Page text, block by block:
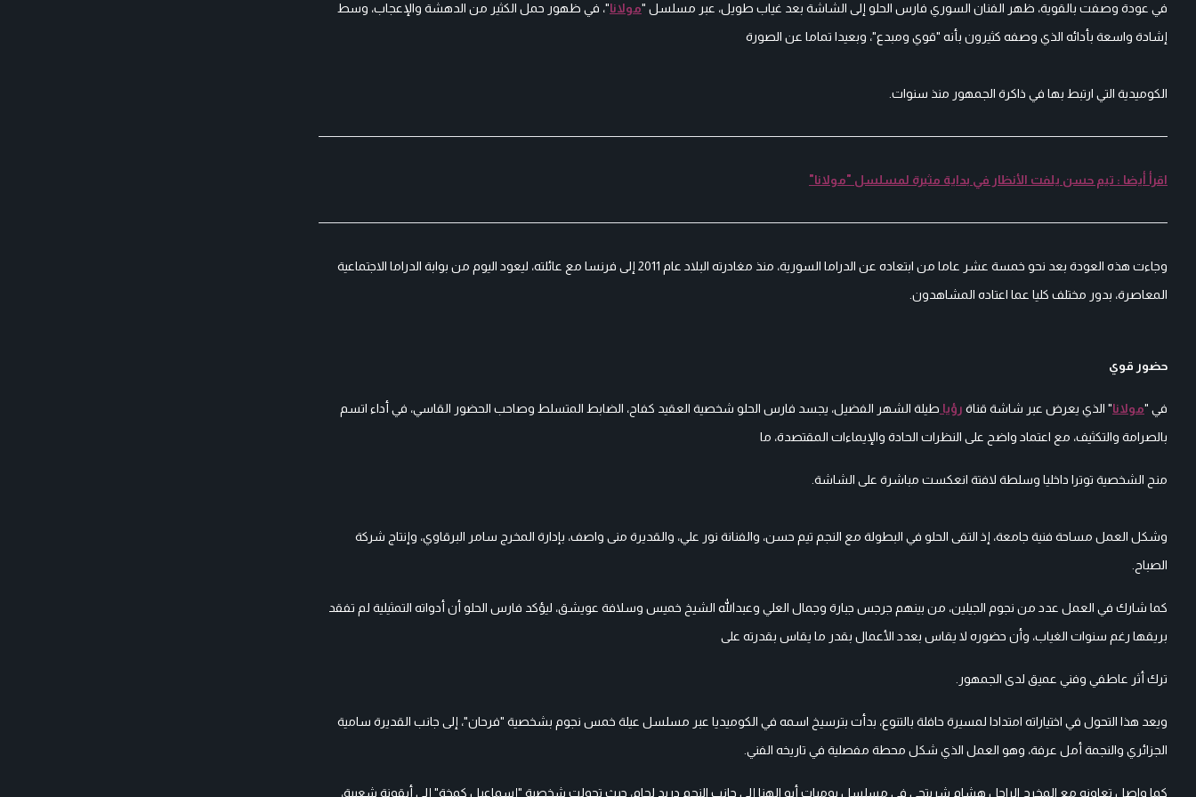
في عودة وصفت بالقوية، ظهر الفنان السوري فارس الحلو إلى الشاشة بعد غياب طويل، عبر مسلسل "مولانا"، في ظهور حمل الكثير من الدهشة والإعجاب، وسط
إشادة واسعة بأدائه الذي وصفه كثيرون بأنه "قوي ومبدع"، وبعيدا تماما عن الصورة
الكوميدية التي ارتبط بها في ذاكرة الجمهور منذ سنوات.
اقرأ أيضا : تيم حسن يلفت الأنظار في بداية مثيرة لمسلسل "مولانا"
وجاءت هذه العودة بعد نحو خمسة عشر عاما من ابتعاده عن الدراما السورية، منذ مغادرته البلاد عام 2011 إلى فرنسا مع عائلته، ليعود اليوم من بوابة الدراما الاجتماعية
المعاصرة، بدور مختلف كليا عما اعتاده المشاهدون.
حضور قوي
في "مولانا" الذي يعرض عبر شاشة قناة رؤيا طيلة الشهر الفضيل، يجسد فارس الحلو شخصية العقيد كفاح، الضابط المتسلط وصاحب الحضور القاسي، في أداء اتسم
بالصرامة والتكثيف، مع اعتماد واضح على النظرات الحادة والإيماءات المقتصدة، ما
منح الشخصية توترا داخليا وسلطة لافتة انعكست مباشرة على الشاشة.
وشكل العمل مساحة فنية جامعة، إذ التقى الحلو في البطولة مع النجم تيم حسن، والفنانة نور علي، والقديرة منى واصف، بإدارة المخرج سامر البرقاوي، وإنتاج شركة
الصباح.
كما شارك في العمل عدد من نجوم الجيلين، من بينهم جرجس جبارة وجمال العلي وعبدالله الشيخ خميس وسلافة عويشق، ليؤكد فارس الحلو أن أدواته التمثيلية لم تفقد
بريقها رغم سنوات الغياب، وأن حضوره لا يقاس بعدد الأعمال بقدر ما يقاس بقدرته على
ترك أثر عاطفي وفني عميق لدى الجمهور.
ويعد هذا التحول في اختياراته امتدادا لمسيرة حافلة بالتنوع، بدأت بترسيخ اسمه في الكوميديا عبر مسلسل عيلة خمس نجوم بشخصية "فرحان"، إلى جانب القديرة سامية
الجزائري والنجمة أمل عرفة، وهو العمل الذي شكل محطة مفصلية في تاريخه الفني.
كما واصل تعاونه مع المخرج الراحل هشام شربتجي في مسلسل يوميات أبو الهنا إلى جانب النجم دريد لحام، حيث تحولت شخصية "إسماعيل كمخة" إلى أيقونة شعبية،